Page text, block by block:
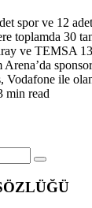
spor ve 12
toplamda 30
ve TEMSA
ile
min read